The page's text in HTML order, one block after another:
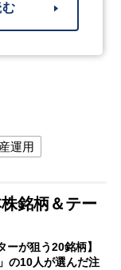
運用
銘柄＆テー
ーが狙う20銘柄】
の10人が選んだ注